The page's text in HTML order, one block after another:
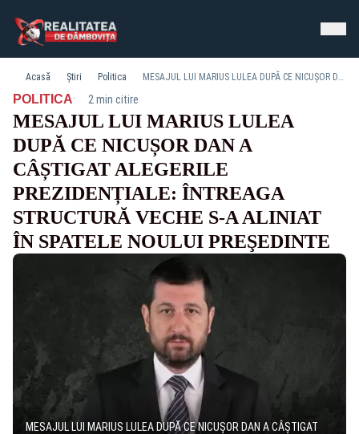
Acasă Știri Politica MESAJUL LUI MARIUS LULEA DUPĂ CE NICUȘOR DAN A CÂȘTIGAT ALEGERILE PREZIDENȚIALE: ÎNTREAGA STRUCTURĂ VECHE S-A ALINIAT ÎN SPATELE NOULUI PREŞEDINTE
POLITICA· 2 min citire
MESAJUL LUI MARIUS LULEA
DUPĂ CE NICUȘOR DAN A
CÂȘTIGAT ALEGERILE
PREZIDENȚIALE: ÎNTREAGA
STRUCTURĂ VECHE S-A ALINIAT
ÎN SPATELE NOULUI PREŞEDINTE
MESAJUL LUI MARIUS LULEA DUPĂ CE NICUȘOR DAN A CÂȘTIGAT